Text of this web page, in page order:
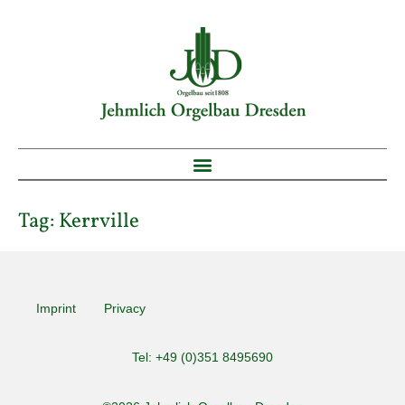
Tag: Kerrville
Imprint Privacy
Tel: +49 (0)351 8495690